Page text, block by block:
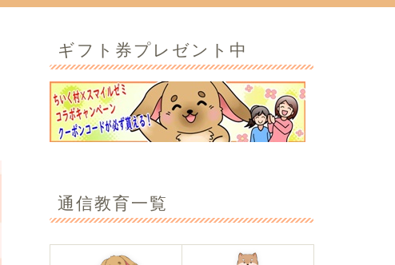
ギフト券プレゼント中
通信教育一覧